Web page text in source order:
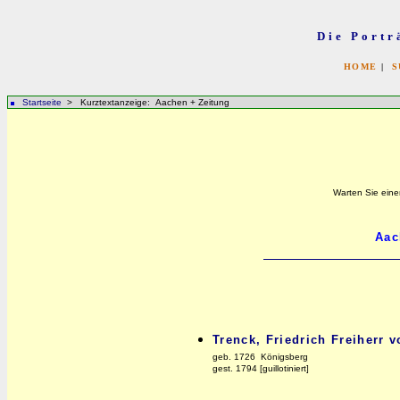
Die
HOME |
Startseite > Kurztextanzeige: Aachen + Zeitung
Warten Sie
Trenck, Friedrich Freiherr
geb. 1726 Königsberg
gest. 1794 [guillotiniert]